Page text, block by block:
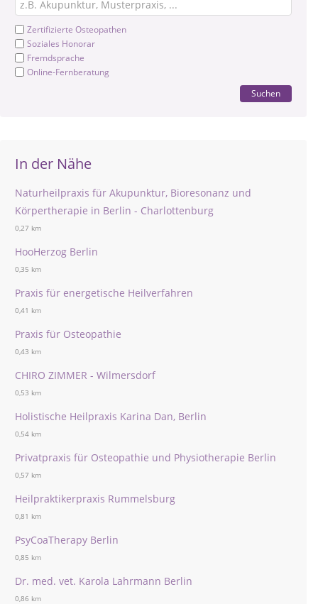
Zertifizierte Osteopathen
Soziales Honorar
Fremdsprache
Online-Fernberatung
Suchen
In der Nähe
Naturheilpraxis für Akupunktur, Bioresonanz und
Körpertherapie in Berlin - Charlottenburg
0,27 km
HooHerzog Berlin
0,35 km
Praxis für energetische Heilverfahren
0,41 km
Praxis für Osteopathie
0,43 km
CHIRO ZIMMER - Wilmersdorf
0,53 km
Holistische Heilpraxis Karina Dan, Berlin
0,54 km
Privatpraxis für Osteopathie und Physiotherapie Berlin
0,57 km
Heilpraktikerpraxis Rummelsburg
0,81 km
PsyCoaTherapy Berlin
0,85 km
Dr. med. vet. Karola Lahrmann Berlin
0,86 km